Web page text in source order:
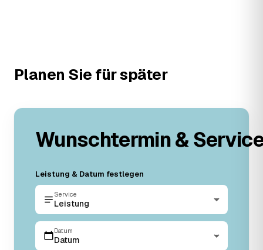
Planen Sie für später
Wunschtermin &
Leistung & Datum festlegen
Service
Leistung
Datum
Datum